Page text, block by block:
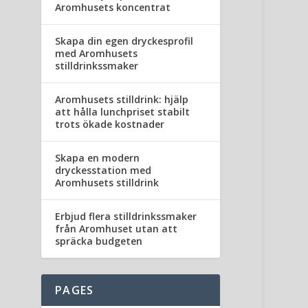
Aromhusets koncentrat
Skapa din egen dryckesprofil
med Aromhusets
stilldrinkssmaker
Aromhusets stilldrink: hjälp
att hålla lunchpriset stabilt
trots ökade kostnader
Skapa en modern
dryckesstation med
Aromhusets stilldrink
Erbjud flera stilldrinkssmaker
från Aromhuset utan att
spräcka budgeten
PAGES